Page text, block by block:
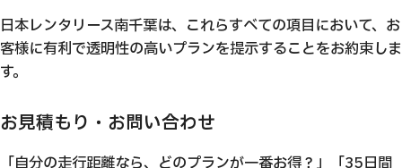
日本レンタリース南千葉は、これらすべての項目において、お
客様に有利で透明性の高いプランを提示することをお約束しま
す。
お見積もり・お問い合わせ